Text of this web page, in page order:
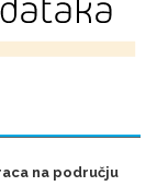
na području